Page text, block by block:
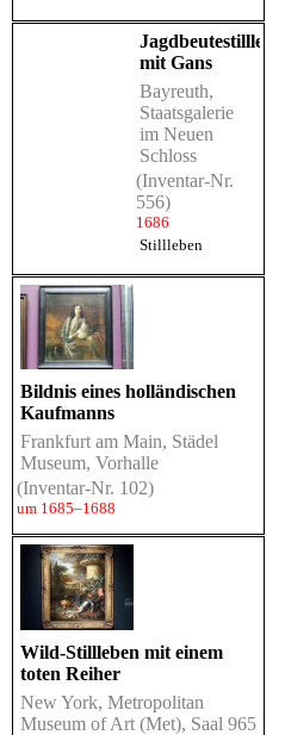
Jagdbeutestillleben
mit Gans
Bayreuth,
Staatsgalerie
im Neuen
Schloss
(Inventar-Nr.
556)
1686
Stillleben
Bildnis eines holländischen
Kaufmanns
Frankfurt am Main, Städel
Museum, Vorhalle
(Inventar-Nr. 102)
um 1685–1688
Wild-Stillleben mit einem
toten Reiher
New York, Metropolitan
Museum of Art (Met), Saal 965